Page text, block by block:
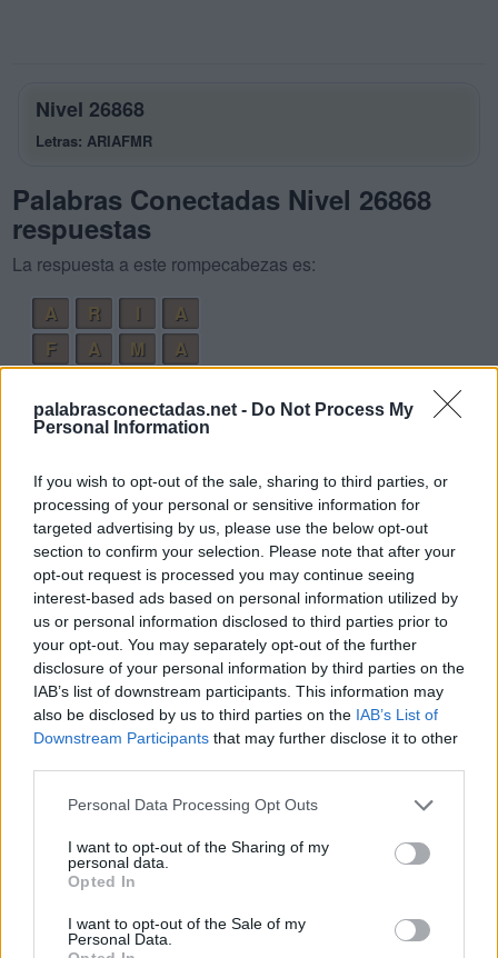
palabrasconectadas.net - Do Not Process My
Personal Information
If you wish to opt-out of the sale, sharing to third parties, or
processing of your personal or sensitive information for
targeted advertising by us, please use the below opt-out
section to confirm your selection. Please note that after your
opt-out request is processed you may continue seeing
interest-based ads based on personal information utilized by
us or personal information disclosed to third parties prior to
your opt-out. You may separately opt-out of the further
disclosure of your personal information by third parties on the
IAB’s list of downstream participants. This information may
also be disclosed by us to third parties on the IAB’s List of
Downstream Participants that may further disclose it to other
Personal Data Processing Opt Outs
I want to opt-out of the Sharing of my
personal data.
Opted In
I want to opt-out of the Sale of my
Personal Data.
Nivel 26868
Letras: ARIAFMR
Palabras Conectadas Nivel 26868
respuestas
La respuesta a este rompecabezas es:
A
R I
A
F
A M
A
R
A M
A
R
I M
A
F
R M A
R
A
F I R M A
R
F
I R M A R
A
Palabras extra:
A
R M
A
A
M A
R
A
R A
R
F I R M
A
A
A
I A